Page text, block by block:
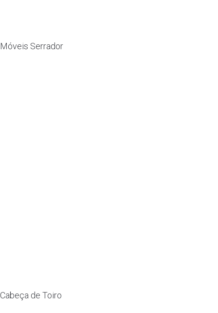
Móveis Serrador
Cabeça de Toiro